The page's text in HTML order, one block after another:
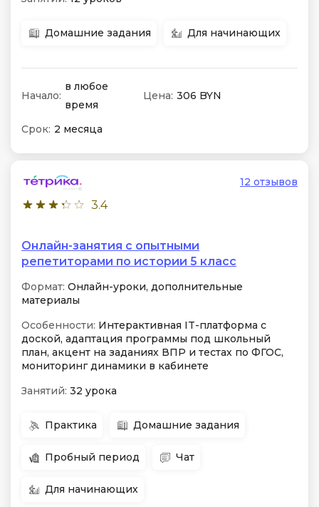
Домашние задания Для начинающих
Начало:
в любое
время
Цена: 306 BYN
Срок: 2 месяца
3.4
12 отзывов
Онлайн-занятия с опытными
репетиторами по истории 5 класс
Формат: Онлайн-уроки, дополнительные
материалы
Особенности: Интерактивная IT-платформа с
доской, адаптация программы под школьный
план, акцент на заданиях ВПР и тестах по ФГОС,
мониторинг динамики в кабинете
Занятий: 32 урока
Практика Домашние задания
Пробный период Чат
Для начинающих